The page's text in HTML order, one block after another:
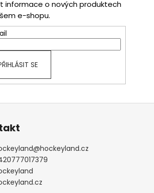
informace o nových produktech
e-shopu.
SE
@hockeyland.cz